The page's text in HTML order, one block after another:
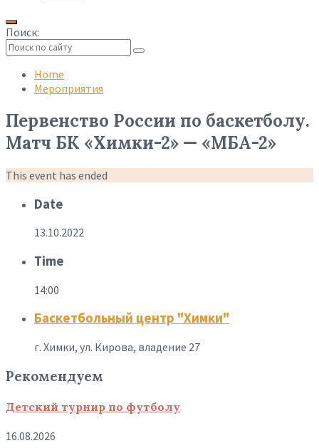
Поиск:
search
Home
Мероприятия
Первенство России по баскетболу.
Матч БК «Химки-2» — «МБА-2»
This event has ended
Date
13.10.2022
Time
14:00
Баскетбольный центр "Химки"
г. Химки, ул. Кирова, владение 27
Рекомендуем
Детский турнир по футболу
16.08.2026